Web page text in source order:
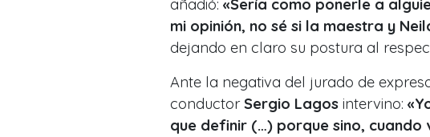
añadió: «Sería como ponerle a
mi opinión, no sé si la maestra y
dejando en claro su postura al
Ante la negativa del jurado de
conductor Sergio Lagos intervino: «
que definir (…) porque sino,